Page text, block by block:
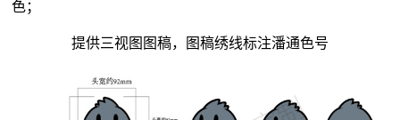
色；
提供三视图图稿，图稿绣线标注潘通色号